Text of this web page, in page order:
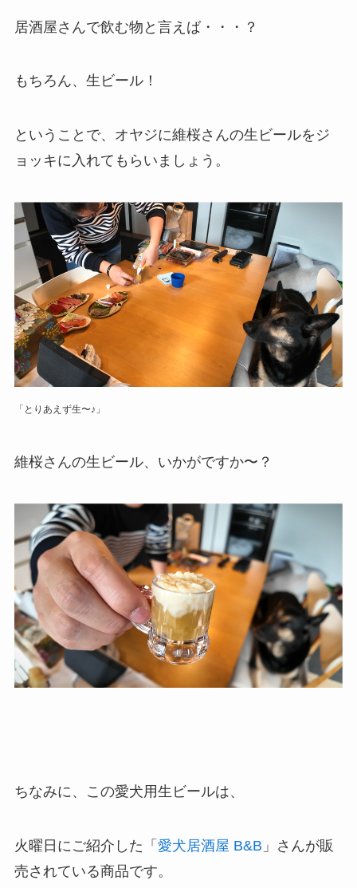
居酒屋さんで飲む物と言えば・・・？
もちろん、生ビール！
ということで、オヤジに維桜さんの生ビールをジ
ョッキに入れてもらいましょう。
「とりあえず生〜♪」
維桜さんの生ビール、いかがですか〜？
ちなみに、この愛犬用生ビールは、
火曜日にご紹介した「 愛犬居酒屋 B&B 」さんが販
売されている商品です。